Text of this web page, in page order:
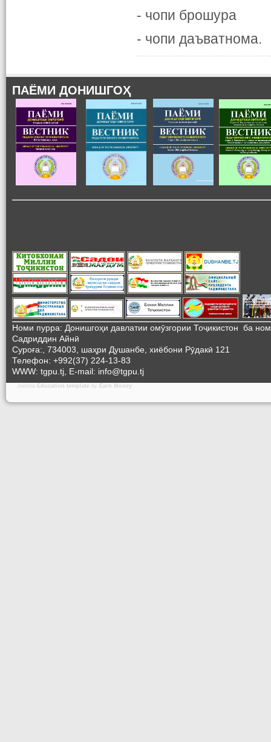
- чопи брошура
- чопи даъватнома.
ПАЁМИ ДОНИШГОҲ
Номи пурра: Донишгоҳи давлатии омӯзгории Тоҷикистон ба
Садриддин Айнӣ
Суроға:, 734003, шаҳри Душанбе, хиёбони Рӯдакӣ 121
Телефон: +992(37) 224-13-83
WWW: tgpu.tj, E-mail: info@tgpu.tj
Joomla Education template by Earn Money